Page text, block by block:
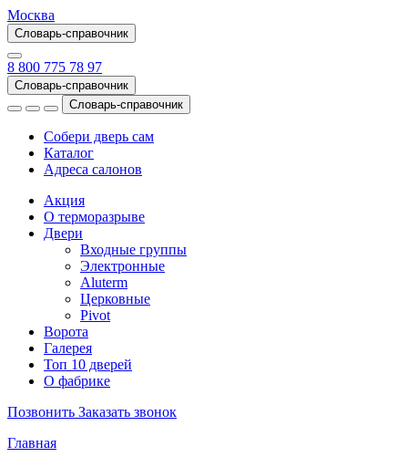
Москва
Словарь-справочник
8 800 775 78 97
Словарь-справочник
Словарь-справочник
Собери дверь сам
Каталог
Адреса салонов
Акция
О терморазрыве
Двери
Входные группы
Электронные
Aluterm
Церковные
Pivot
Ворота
Галерея
Топ 10 дверей
О фабрике
Позвонить Заказать звонок
Главная